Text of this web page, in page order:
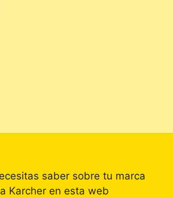
saber sobre tu marca
Karcher en esta web